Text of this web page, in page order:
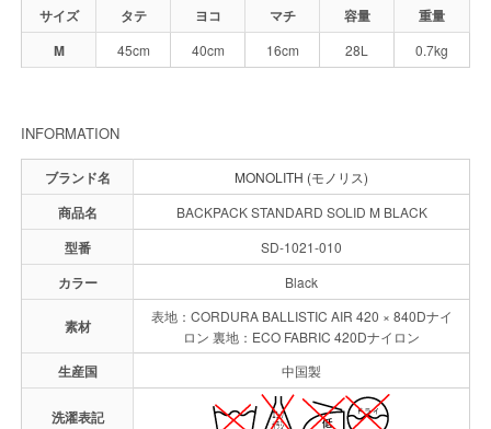
サイズ タテ ヨコ マチ 容量
重量
M
45cm 40cm 16cm 28L 0.7kg
INFORMATION
ブランド名 MONOLITH (モノリス)
商品名 BACKPACK STANDARD SOLID M BLACK
型番 SD-1021-010
カラー Black
素材
表地：CORDURA BALLISTIC AIR 420 × 840Dナイ
ロン 裏地：ECO FABRIC 420Dナイロン
生産国 中国製
洗濯表記